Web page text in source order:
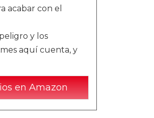
acabar con el
y los
aquí cuenta, y
en Amazon